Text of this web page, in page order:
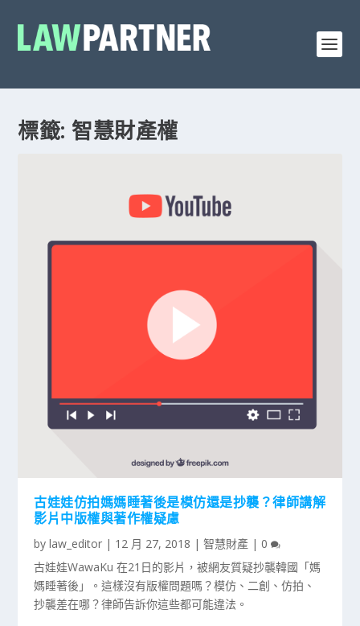
標籤: 智慧財產權
古娃娃仿拍媽媽睡著後是模仿還是抄襲？律師講解
影片中版權與著作權疑慮
bylaw_editor | 12 月 27, 2018 |智慧財產 | 0
古娃娃WawaKu 在21日的影片，被網友質疑抄襲韓國「媽
媽睡著後」。這樣沒有版權問題嗎？模仿、二創、仿拍、
抄襲差在哪？律師告訴你這些都可能違法。